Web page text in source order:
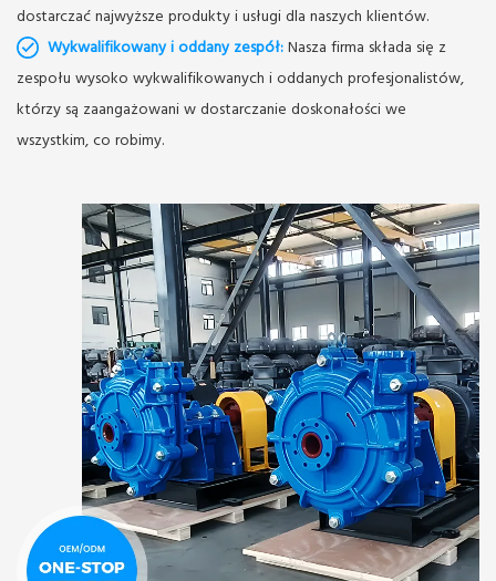
dostarczać najwyższe produkty i usługi dla naszych klientów.
Wykwalifikowany i oddany zespół:Nasza firma składa się z
zespołu wysoko wykwalifikowanych i oddanych profesjonalistów,
którzy są zaangażowani w dostarczanie doskonałości we
wszystkim, co robimy.